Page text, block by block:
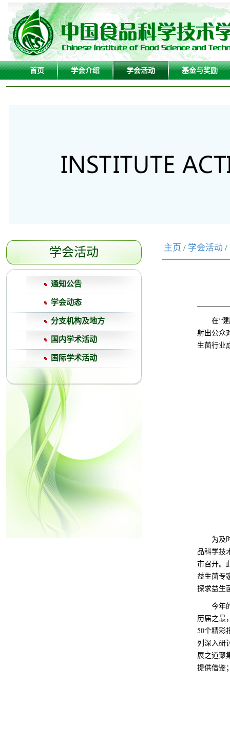
首页 学会介绍 学会活动 基金与奖励
学会活动
通知公告
学会动态
分支机构及地方
国内学术活动
国际学术活动
主页 / 学会活动 /
在“
射出公众
生菌行业
为及
品科学技
市召开。
益生菌专
探求益生
今年
历届之最
50个精彩
列深入研
展之道聚
提供借鉴